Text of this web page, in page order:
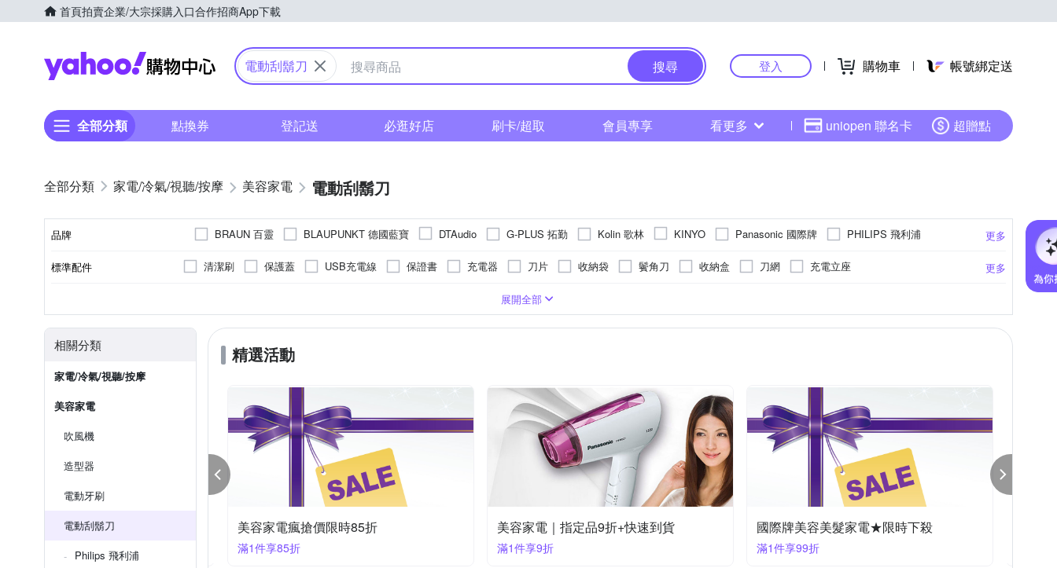
首頁拍賣企業/大宗採購入口合作招商App下載
Yahoo購物中心
電動刮鬍刀 搜尋 登入 購物車 帳號綁定送
全部分類 點換券 登記送 必逛好店 刷卡/超取 會員專享 看更多 uniopen 聯名卡 超贈點
家電/冷氣/視聽/按摩 美容家電 電動刮鬍刀
品牌 更多
BRAUN 百靈 BLAUPUNKT 德國藍寶 DTAudio G-PLUS 拓勤 Kolin 歌林 KINYO Panasonic 國際牌
PHILIPS 飛利浦
SAMPO 聲寶
SKYWORTH 創維 URBANER 奧本 Xiaomi 小米 其他品牌 正負零±0 羅蜜歐
標準配件 更多
清潔刷 保護蓋 USB充電線 保證書 充電器 刀片 收納袋 鬢角刀 收納盒 刀網
充電立座
四刀頭
展開全部
相關分類
家電/冷氣/視聽/按摩
美容家電
吹風機
造型器
電動牙刷
電動刮鬍刀
Philips 飛利浦
精選活動
美容家電瘋搶價限時85折
滿1件享85折
美容家電｜指定品9折+快速到貨
滿1件享9折
國際牌美容美髮家電★限時下殺
滿1件享99折